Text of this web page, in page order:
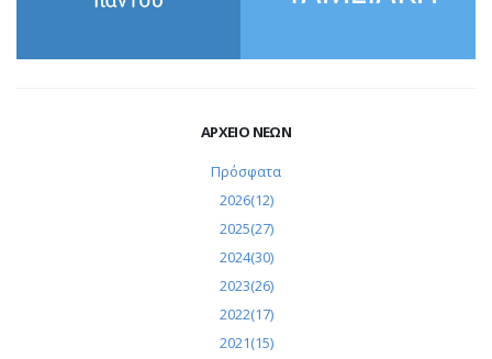
ΑΡΧΕΙΟ ΝΕΩΝ
Πρόσφατα
2026(12)
2025(27)
2024(30)
2023(26)
2022(17)
2021(15)